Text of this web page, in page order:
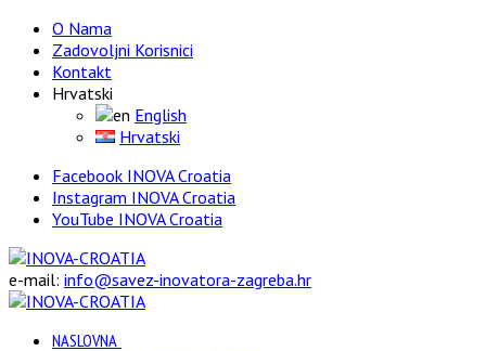
O Nama
Zadovoljni Korisnici
Kontakt
Hrvatski
English
Hrvatski
Facebook INOVA Croatia
Instagram INOVA Croatia
YouTube INOVA Croatia
e-mail: info@savez-inovatora-zagreba.hr
NASLOVNA